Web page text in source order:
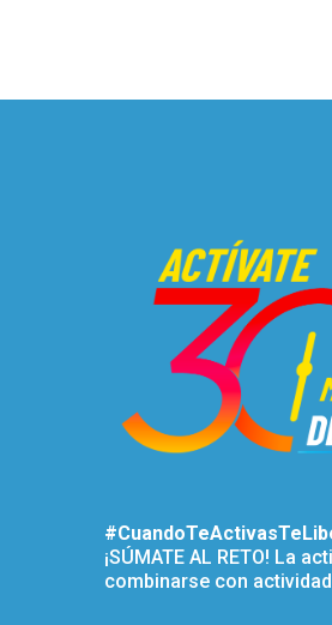
¡SÚMATE AL RETO! La
combinarse con